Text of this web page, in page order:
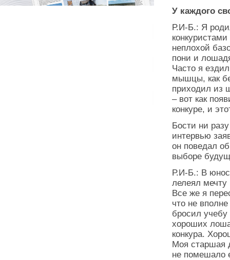
У каждого
Р.И-Б.: Я
неплохой
пони и
Часто я
мышцы, как
приходил из
– вот как
конкуре, и
Бости ни
интервью
он поведал
выборе
Р.И-Б.: В
лелеял мечту
Все же я
что не
бросил учебу
хороших
конкура.
Моя старшая
не помешало